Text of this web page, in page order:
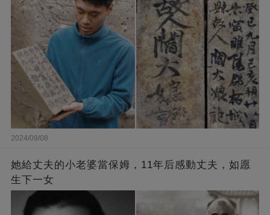
2024/09/08
她給丈夫的小老婆當保姆，11年后感動丈夫，如愿
生下一女